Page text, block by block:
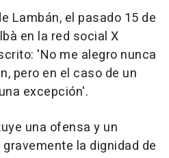
Lambán, el pasado 15 de
en la red social X
'No me alegro nunca
pero en el caso de un
excepción'.
una ofensa y un
la dignidad de